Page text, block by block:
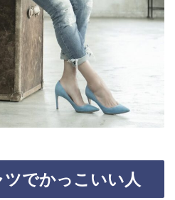
でかっこいい人